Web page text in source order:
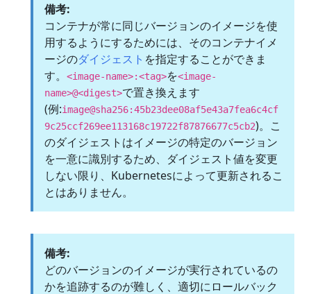
備考:
コンテナが常に同じバージョンのイメージを使
用するようにするためには、そのコンテナイメ
ージのダイジェスト を指定することができま
す。
<image-name>:<tag>を<image-
name>@<digest>で置き換えます
(例:image@sha256:45b23dee08af5e43a7fea6c4cf
9c25ccf269ee113168c19722f87876677c5cb2)。こ
のダイジェストはイメージの特定のバージョン
を一意に識別するため、ダイジェスト値を変更
しない限り、Kubernetesによって更新されるこ
とはありません。
備考:
どのバージョンのイメージが実行されているの
かを追跡するのが難しく、適切にロールバック